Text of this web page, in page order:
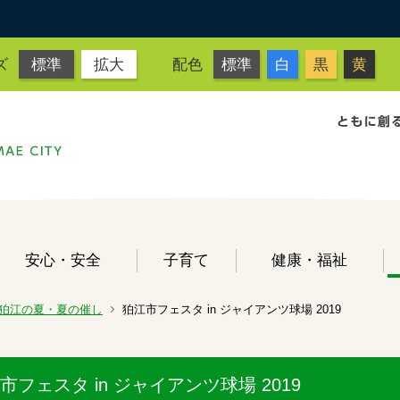
標準 拡大 配色 標準 白 黒 黄
安心・安全 子育て 健康・福祉
江の夏・夏の催し 狛江市フェスタ in ジャイアンツ球場 2019
フェスタ in ジャイアンツ球場 2019